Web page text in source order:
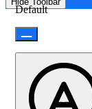
Default